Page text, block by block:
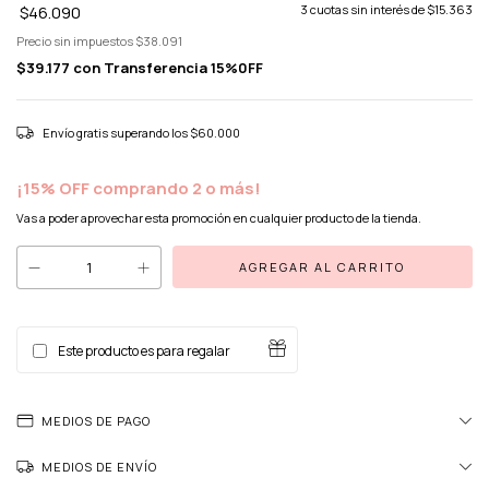
$46.090 3 cuotas sin interés de $15.363
Precio sin impuestos $38.091
$39.177 con Transferencia 15%0FF
Envío gratis superando los $60.000
¡15% OFF comprando 2 o más!
Vas a poder aprovechar esta promoción en cualquier producto de la tienda.
Este producto es para regalar
MEDIOS DE PAGO
MEDIOS DE ENVÍO